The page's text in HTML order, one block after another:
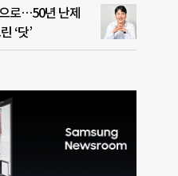
로…50년 난제
‘닷’